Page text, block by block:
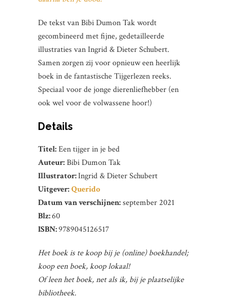
De tekst van Bibi Dumon Tak wordt
gecombineerd met fijne, gedetailleerde
illustraties van Ingrid & Dieter Schubert.
Samen zorgen zij voor opnieuw een heerlijk
boek in de fantastische Tijgerlezen reeks.
Speciaal voor de jonge dierenliefhebber (en
ook wel voor de volwassene hoor!)
Details
Titel:Een tijger in je bed
Auteur:Bibi Dumon Tak
Illustrator:Ingrid & Dieter Schubert
Uitgever:Querido
Datum van verschijnen:september 2021
Blz:60
ISBN:9789045126517
Het boek is te koop bij je (online) boekhandel;
koop een boek, koop lokaal!
Of leen het boek, net als ik, bij je plaatselijke
bibliotheek.